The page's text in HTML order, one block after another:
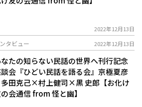
2022年12月13日
タビュー 2022年12月13日
たの知らない民話の世界へ――刊行記念
会『ひどい民話を語る会』京極夏彦
田克己×村上健司×黒 史郎【お化け
会通信 from 怪と幽】